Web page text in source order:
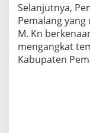
Selanjutnya,
Pemalang yang
M. Kn
mengangkat
Kabupaten